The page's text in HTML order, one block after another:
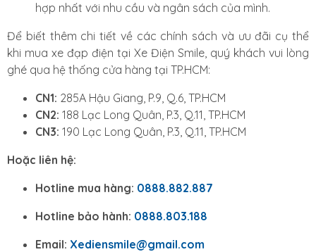
hợp nhất với nhu cầu và ngân sách của mình.
Để biết thêm chi tiết về các chính sách và ưu đãi cụ thể
khi mua xe đạp điện tại Xe Điện Smile, quý khách vui lòng
ghé qua hệ thống cửa hàng tại TP.HCM:
CN1: 285A Hậu Giang, P.9, Q.6, TP.HCM
CN2: 188 Lạc Long Quân, P.3, Q.11, TP.HCM
CN3: 190 Lạc Long Quân, P.3, Q.11, TP.HCM
Hoặc liên hệ:
Hotline mua hàng: 0888.882.887
Hotline bảo hành: 0888.803.188
Email: Xediensmile@gmail.com